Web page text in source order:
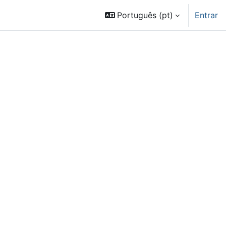
Português ‎(pt)‎ Entrar